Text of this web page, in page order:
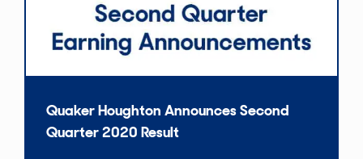
Quaker Houghton Announces Second
Quarter 2020 Result